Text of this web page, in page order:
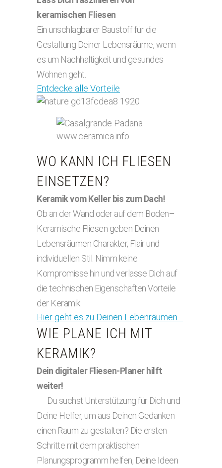
keramischen Fliesen
Ein unschlagbarer Baustoff für die
Gestaltung Deiner Lebensräume, wenn
es um Nachhaltigkeit und gesundes
Wohnen geht.
Entdecke alle Vorteile
www.ceramica.info
WO KANN ICH FLIESEN
EINSETZEN?
Keramik vom Keller bis zum Dach!
Ob an der Wand oder auf dem Boden–
Keramische Fliesen geben Deinen
Lebensräumen Charakter, Flair und
individuellen Stil. Nimm keine
Kompromisse hin und verlasse Dich auf
die technischen Eigenschaften Vorteile
der Keramik.
Hier geht es zu Deinen Lebenräumen
WIE PLANE ICH MIT
KERAMIK?
Dein digitaler Fliesen-Planer hilft
weiter!
Du suchst Unterstützung für Dich und
Deine Helfer, um aus Deinen Gedanken
einen Raum zu gestalten? Die ersten
Schritte mit dem praktischen
Planungsprogramm helfen, Deine Ideen